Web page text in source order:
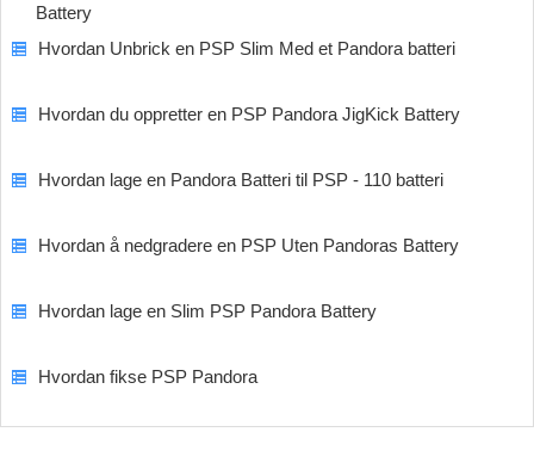
Battery
Hvordan Unbrick en PSP Slim Med et Pandora batteri
Hvordan du oppretter en PSP Pandora JigKick Battery
Hvordan lage en Pandora Batteri til PSP - 110 batteri
Hvordan å nedgradere en PSP Uten Pandoras Battery
Hvordan lage en Slim PSP Pandora Battery
Hvordan fikse PSP Pandora